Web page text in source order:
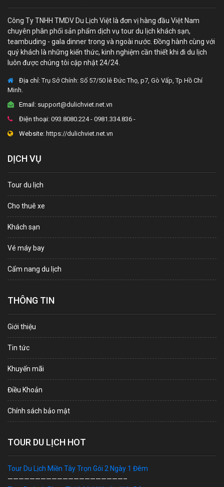
Công Ty TNHH TMDV Du Lịch Việt là đơn vị hàng đầu Việt Nam
chuyên phân phối sản phẩm dịch vụ tour du lịch khách sạn,
teambuding - gala dinner trong và ngoài nước. Đồng hành cùng với
quý khách là những kiến thức, kinh nghiệm cần thiết khi đi du lịch
luôn được chúng tôi cập nhật 24/24.
Địa chỉ:Trụ Sở Chính: Số 57/50 lê Đức Thọ, p7, Gò Vấp, Tp Hồ Chí
Minh.
Email: support@dulichviet.net.vn
Điện thoại: 093.8080.224 - 0981.334.836 -
Website: https://dulichviet.net.vn
DỊCH VỤ
Tour du lịch
Cho thuê xe
Khách sạn
Vé máy bay
Cẩm nang du lịch
THÔNG TIN
Giới thiệu
Tin tức
Khuyến mãi
Điều Khoản
Chính sách bảo mật
TOUR DU LỊCH HOT
Tour Du Lịch Miền Tây Trọn Gói 2 Ngày 1 Đêm
—————————————————————–